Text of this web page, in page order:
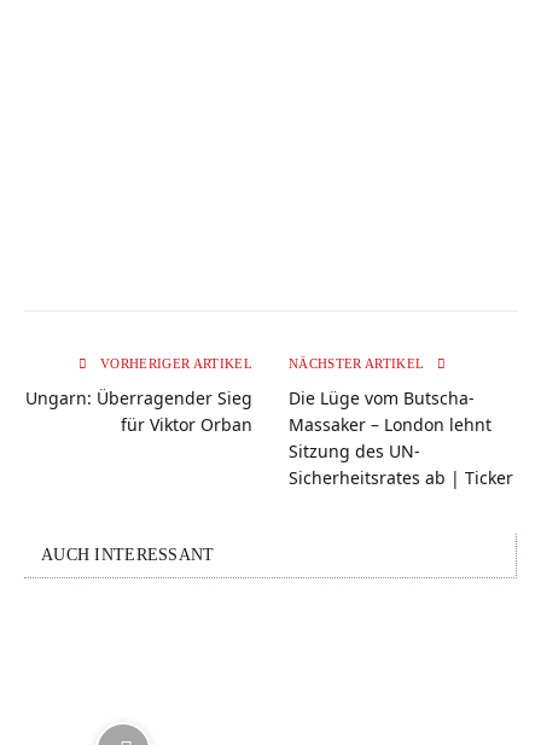
VORHERIGER ARTIKEL
Ungarn: Überragender Sieg
für Viktor Orban
NÄCHSTER ARTIKEL
Die Lüge vom Butscha-
Massaker – London lehnt
Sitzung des UN-
Sicherheitsrates ab | Ticker
AUCH INTERESSANT